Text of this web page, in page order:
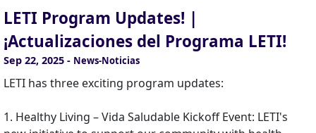
LETI Program Updates! |
¡Actualizaciones del Programa LETI!
Sep 22, 2025 - News-Noticias
LETI has three exciting program updates:
1. Healthy Living – Vida Saludable Kickoff Event: LETI's